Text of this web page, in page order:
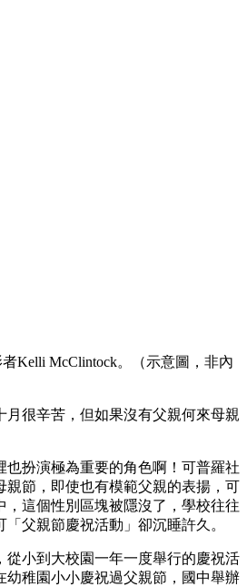
者Kelli McClintock。（示意圖，非內
月很辛苦，但如果沒有父親何來母親
也扮演極為重要的角色啊！可普羅社
親節，即使也有模範父親的表揚，可
，這個性別區塊被隱沒了，學校往往
父親節慶祝活動」卻沉睡許久。
從小到大校園一年一度舉行的慶祝活
幼稚園小小慶祝過父親節，國中舉辦